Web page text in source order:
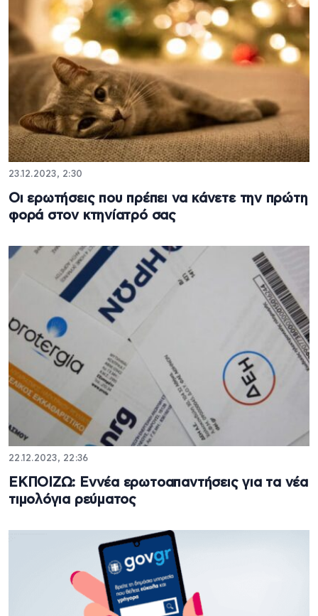
23.12.2023, 2:30
Οι ερωτήσεις που πρέπει να κάνετε την πρώτη
φορά στον κτηνίατρό σας
22.12.2023, 22:36
ΕΚΠΟΙΖΩ: Εννέα ερωτοαπαντήσεις για τα νέα
τιμολόγια ρεύματος